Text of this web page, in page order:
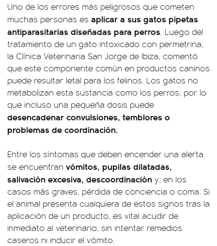
Uno de los errores más peligrosos que cometen
muchas personas es aplicar a sus gatos pipetas
antiparasitarias diseñadas para perros. Luego del
tratamiento de un gato intoxicado con permetrina,
la Clínica Veterinaria San Jorge de Ibiza, comentó
que este componente común en productos caninos
puede resultar letal para los felinos. Los gatos no
metabolizan esta sustancia como los perros, por lo
que incluso una pequeña dosis puede
desencadenar convulsiones, temblores o
problemas de coordinación.
Entre los síntomas que deben encender una alerta
se encuentran vómitos, pupilas dilatadas,
salivación excesiva, descoordinación y, en los
casos más graves, pérdida de conciencia o coma. Si
el animal presenta cualquiera de estos signos tras la
aplicación de un producto, es vital acudir de
inmediato al veterinario, sin intentar remedios
caseros ni inducir el vómito.